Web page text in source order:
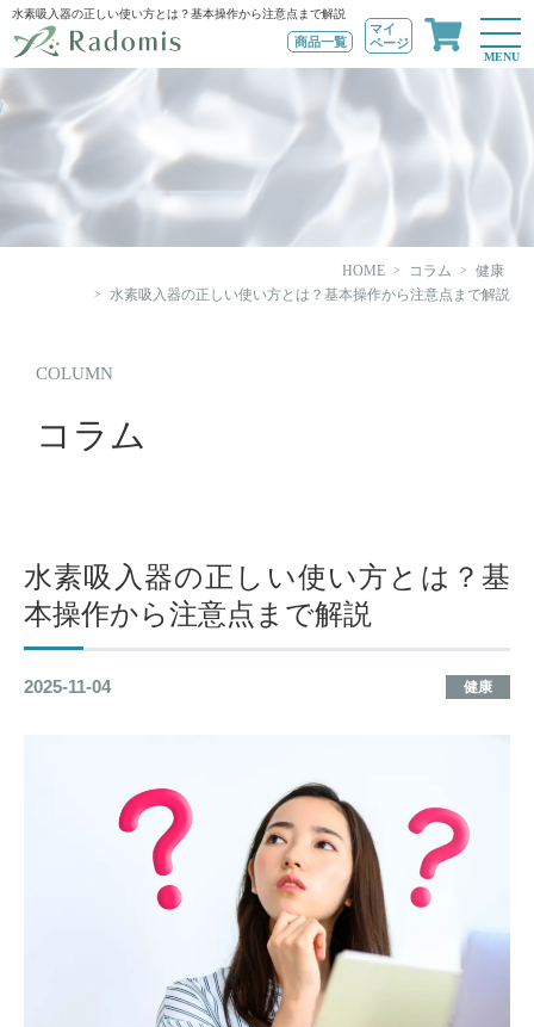
水素吸入器の正しい使い方とは？基本操作から注意点まで解説
商品一覧
マイ
ページ
MENU
HOME コラム
健康
水素吸入器の正しい使い方とは？基本操作から注意点まで解説
COLUMN
コラム
水素吸入器の正しい使い方とは？基
本操作から注意点まで解説
2025-11-04 健康